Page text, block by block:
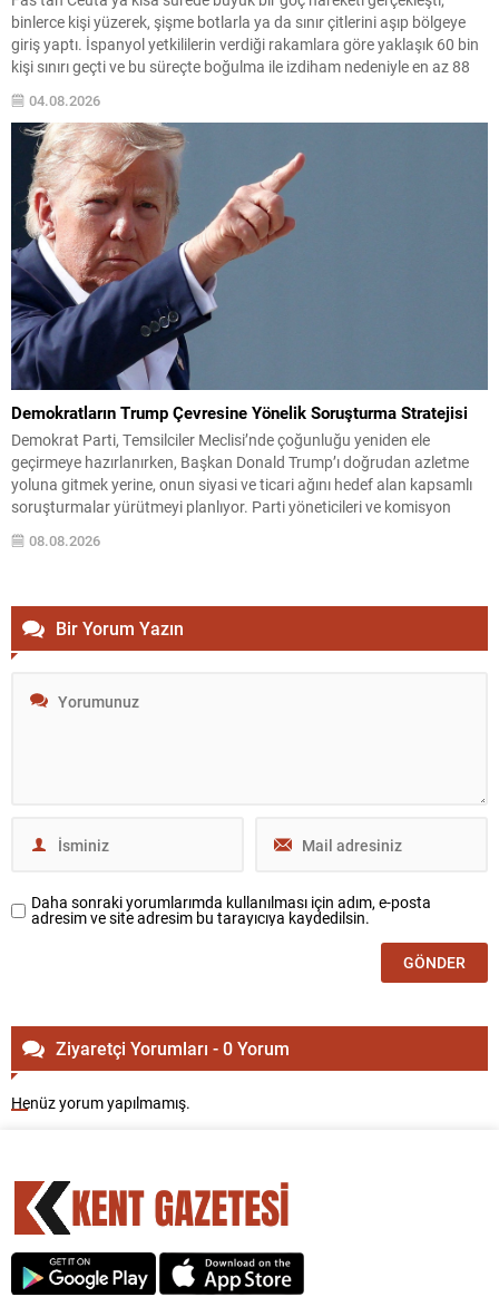
binlerce kişi yüzerek, şişme botlarla ya da sınır çitlerini aşıp bölgeye
giriş yaptı. İspanyol yetkililerin verdiği rakamlara göre yaklaşık 60 bin
kişi sınırı geçti ve bu süreçte boğulma ile izdiham nedeniyle en az 88
04.08.2026
Demokratların Trump Çevresine Yönelik Soruşturma Stratejisi
Demokrat Parti, Temsilciler Meclisi’nde çoğunluğu yeniden ele
geçirmeye hazırlanırken, Başkan Donald Trump’ı doğrudan azletme
yoluna gitmek yerine, onun siyasi ve ticari ağını hedef alan kapsamlı
soruşturmalar yürütmeyi planlıyor. Parti yöneticileri ve komisyon
danışmanları, şirketler, yükleniciler ve finans kuruluşları üzerinden
belge ve tanıklık toplama yöntemlerini değerlendiriyor. Demokratlar,
08.08.2026
Bir Yorum Yazın
Daha sonraki yorumlarımda kullanılması için adım, e-posta
adresim ve site adresim bu tarayıcıya kaydedilsin.
Ziyaretçi Yorumları - 0 Yorum
Henüz yorum yapılmamış.